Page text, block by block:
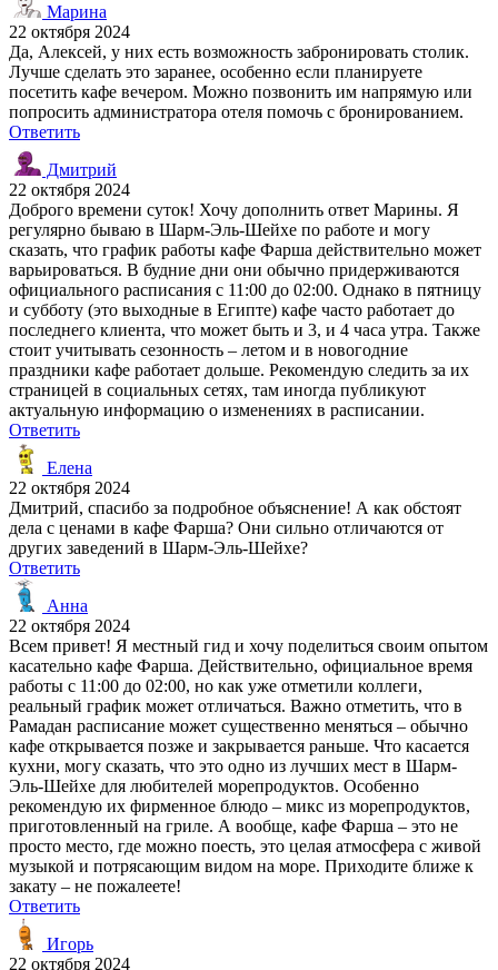
Марина
22 октября 2024
Да, Алексей, у них есть возможность забронировать столик.
Лучше сделать это заранее, особенно если планируете
посетить кафе вечером. Можно позвонить им напрямую или
попросить администратора отеля помочь с бронированием.
Ответить
Дмитрий
22 октября 2024
Доброго времени суток! Хочу дополнить ответ Марины. Я
регулярно бываю в Шарм-Эль-Шейхе по работе и могу
сказать, что график работы кафе Фарша действительно может
варьироваться. В будние дни они обычно придерживаются
официального расписания с 11:00 до 02:00. Однако в пятницу
и субботу (это выходные в Египте) кафе часто работает до
последнего клиента, что может быть и 3, и 4 часа утра. Также
стоит учитывать сезонность – летом и в новогодние
праздники кафе работает дольше. Рекомендую следить за их
страницей в социальных сетях, там иногда публикуют
актуальную информацию о изменениях в расписании.
Ответить
Елена
22 октября 2024
Дмитрий, спасибо за подробное объяснение! А как обстоят
дела с ценами в кафе Фарша? Они сильно отличаются от
других заведений в Шарм-Эль-Шейхе?
Ответить
Анна
22 октября 2024
Всем привет! Я местный гид и хочу поделиться своим опытом
касательно кафе Фарша. Действительно, официальное время
работы с 11:00 до 02:00, но как уже отметили коллеги,
реальный график может отличаться. Важно отметить, что в
Рамадан расписание может существенно меняться – обычно
кафе открывается позже и закрывается раньше. Что касается
кухни, могу сказать, что это одно из лучших мест в Шарм-
Эль-Шейхе для любителей морепродуктов. Особенно
рекомендую их фирменное блюдо – микс из морепродуктов,
приготовленный на гриле. А вообще, кафе Фарша – это не
просто место, где можно поесть, это целая атмосфера с живой
музыкой и потрясающим видом на море. Приходите ближе к
закату – не пожалеете!
Ответить
Игорь
22 октября 2024